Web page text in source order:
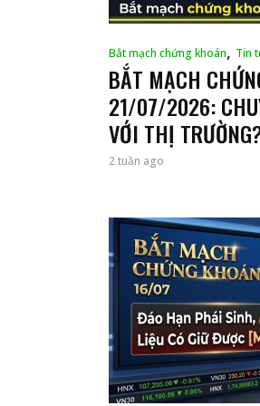
Bắt mạch chứng khoán, Tin
BẮT MẠCH
21/07/2026:
VỚI THỊ
2 tuần ago